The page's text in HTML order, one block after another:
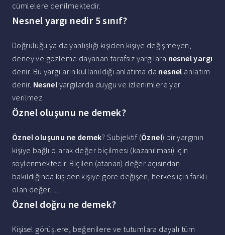
cümlelere denilmektedir.
Nesnel yargı nedir 5 sınıf?
Doğruluğu ya da yanlışlığı kişiden kişiye değişmeyen,
deney ve gözleme dayanan tarafsız yargılara nesnel yargı
denir. Bu yargıların kullanıldığı anlatıma da nesnel anlatım
denir. Nesnel yargılarda duygu ve izlenimlere yer
verilmez.
Öznel oluşunu ne demek?
Öznel oluşunu ne demek? Subjektif (Öznel) bir yargının
kişiye bağlı olarak değer biçilmesi (kazanılması) için
söylenmektedir. Biçilen (atanan) değer açısından
bakıldığında kişiden kişiye göre değişen, herkes için farklı
olan değer. ...
Öznel doğru ne demek?
Kişisel görüşlere, beğenilere ve tutumlara dayalı tüm